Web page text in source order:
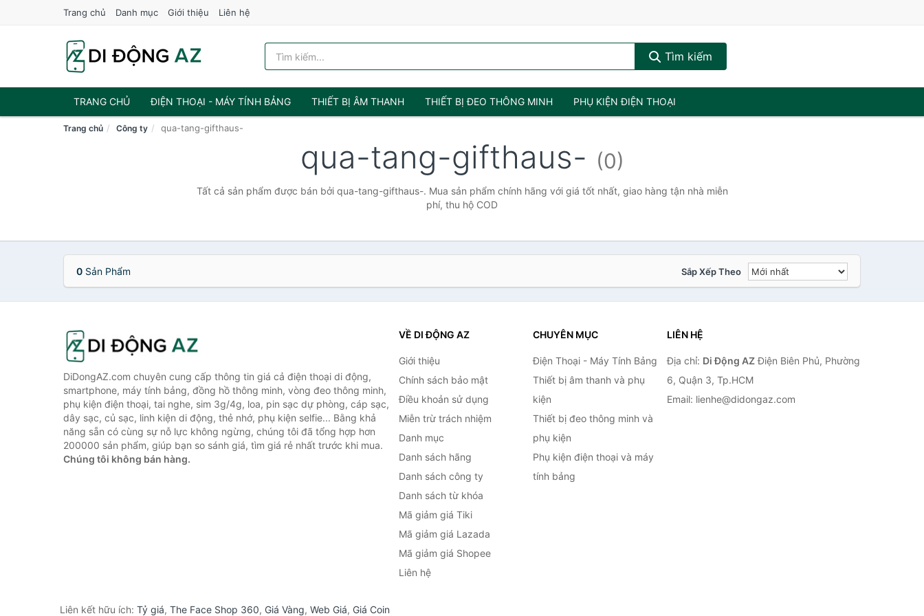
Trang chủ Danh mục Giới thiệu Liên hệ
Tìm kiếm
TRANG CHỦ ĐIỆN THOẠI - MÁY TÍNH BẢNG THIẾT BỊ ÂM THANH THIẾT BỊ ĐEO THÔNG MINH PHỤ KIỆN ĐIỆN THOẠI
Trang chủ Công ty qua-tang-gifthaus-
qua-tang-gifthaus- (0)
Tất cả sản phẩm được bán bởi qua-tang-gifthaus-. Mua sản phẩm chính hãng với giá tốt nhất, giao hàng tận nhà miễn
phí, thu hộ COD
0 Sản Phẩm Sắp Xếp Theo
DiDongAZ.com chuyên cung cấp thông tin giá cả điện thoại di động,
smartphone, máy tính bảng, đồng hồ thông minh, vòng đeo thông minh,
phụ kiện điện thoại, tai nghe, sim 3g/4g, loa, pin sạc dự phòng, cáp sạc,
dây sạc, củ sạc, linh kiện di động, thẻ nhớ, phụ kiện selfie... Bằng khả
năng sẵn có cùng sự nỗ lực không ngừng, chúng tôi đã tổng hợp hơn
200000 sản phẩm, giúp bạn so sánh giá, tìm giá rẻ nhất trước khi mua.
Chúng tôi không bán hàng.
VỀ DI ĐỘNG AZ
Giới thiệu
Chính sách bảo mật
Điều khoản sử dụng
Miễn trừ trách nhiệm
Danh mục
Danh sách hãng
Danh sách công ty
Danh sách từ khóa
Mã giảm giá Tiki
Mã giảm giá Lazada
Mã giảm giá Shopee
Liên hệ
CHUYÊN MỤC
Điện Thoại - Máy Tính Bảng
Thiết bị âm thanh và phụ
kiện
Thiết bị đeo thông minh và
phụ kiện
Phụ kiện điện thoại và máy
tính bảng
LIÊN HỆ
Địa chỉ: Di Động AZĐiện Biên Phủ, Phường
6, Quận 3, Tp.HCM
Email: lienhe@didongaz.com
Liên kết hữu ích: Tỷ giá, The Face Shop 360, Giá Vàng, Web Giá, Giá Coin